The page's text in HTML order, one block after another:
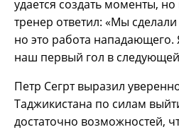
удается создать моменты, но
тренер ответил: «Мы
но это работа
наш первый гол в
Петр Сегрт выразил
Таджикистана по силам
достаточно возможностей,